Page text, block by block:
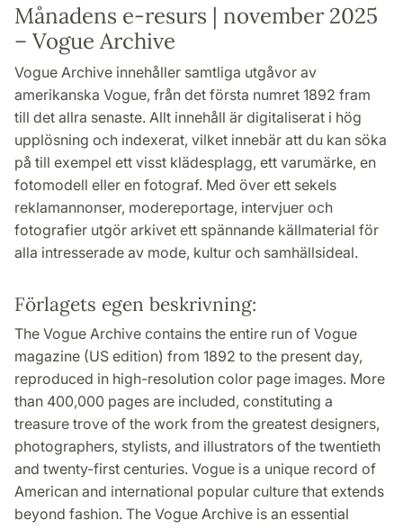
Månadens e-resurs | november 2025
– Vogue Archive
Vogue Archive innehåller samtliga utgåvor av
amerikanska Vogue, från det första numret 1892 fram
till det allra senaste. Allt innehåll är digitaliserat i hög
upplösning och indexerat, vilket innebär att du kan söka
på till exempel ett visst klädesplagg, ett varumärke, en
fotomodell eller en fotograf. Med över ett sekels
reklamannonser, modereportage, intervjuer och
fotografier utgör arkivet ett spännande källmaterial för
alla intresserade av mode, kultur och samhällsideal.
Förlagets egen beskrivning:
The Vogue Archive contains the entire run of Vogue
magazine (US edition) from 1892 to the present day,
reproduced in high-resolution color page images. More
than 400,000 pages are included, constituting a
treasure trove of the work from the greatest designers,
photographers, stylists, and illustrators of the twentieth
and twenty-first centuries. Vogue is a unique record of
American and international popular culture that extends
beyond fashion. The Vogue Archive is an essential